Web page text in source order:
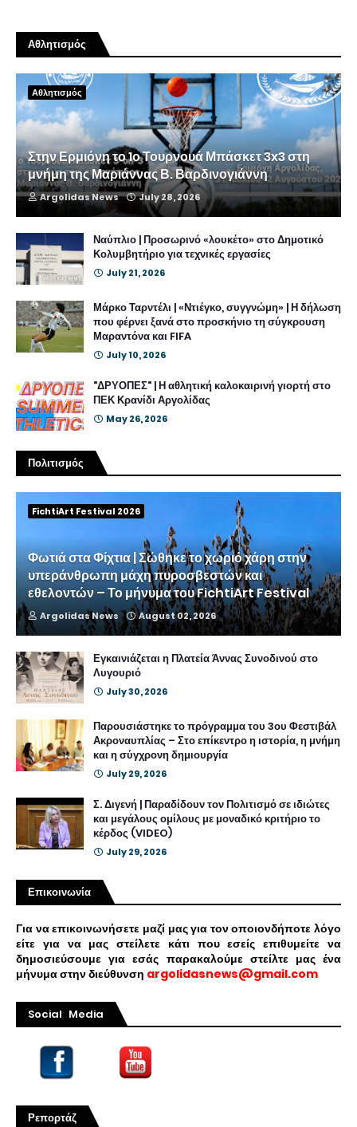
Αθλητισμός
Αθλητισμός
Στην Ερμιόνη το 1ο Τουρνουά Μπάσκετ 3x3 στη
μνήμη της Μαριάννας Β. Βαρδινογιάννη
Argolidas News July 28, 2026
Ναύπλιο | Προσωρινό «λουκέτο» στο Δημοτικό
Κολυμβητήριο για τεχνικές εργασίες
July 21, 2026
Μάρκο Ταρντέλι | «Ντιέγκο, συγγνώμη» | Η δήλωση
που φέρνει ξανά στο προσκήνιο τη σύγκρουση
Μαραντόνα και FIFA
July 10, 2026
"ΔΡΥΟΠΕΣ" | Η αθλητική καλοκαιρινή γιορτή στο
ΠΕΚ Κρανίδι Αργολίδας
May 26, 2026
Πολιτισμός
FichtiArt Festival 2026
Φωτιά στα Φίχτια | Σώθηκε το χωριό χάρη στην
υπεράνθρωπη μάχη πυροσβεστών και
εθελοντών – Το μήνυμα του FichtiArt Festival
Argolidas News August 02, 2026
Εγκαινιάζεται η Πλατεία Άννας Συνοδινού στο
Λυγουριό
July 30, 2026
Παρουσιάστηκε το πρόγραμμα του 3ου Φεστιβάλ
Ακροναυπλίας – Στο επίκεντρο η ιστορία, η μνήμη
και η σύγχρονη δημιουργία
July 29, 2026
Σ. Διγενή | Παραδίδουν τον Πολιτισμό σε ιδιώτες
και μεγάλους ομίλους με μοναδικό κριτήριο το
κέρδος (VIDEO)
July 29, 2026
Επικοινωνία
Για να επικοινωνήσετε μαζί μας για τον οποιονδήποτε λόγο
είτε για να μας στείλετε κάτι που εσείς επιθυμείτε να
δημοσιεύσουμε για εσάς παρακαλούμε στείλτε μας ένα
μήνυμα στην διεύθυνση argolidasnews@gmail.com
Social Media
Ρεπορτάζ